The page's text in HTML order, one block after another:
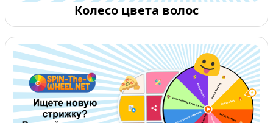
Колесо цвета волос